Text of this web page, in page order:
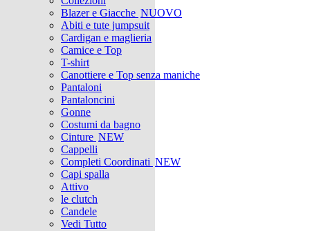
Blazer e Giacche NUOVO
Abiti e tute jumpsuit
Cardigan e maglieria
Camice e Top
T-shirt
Canottiere e Top senza maniche
Pantaloni
Pantaloncini
Gonne
Costumi da bagno
Cinture NEW
Cappelli
Completi Coordinati NEW
Capi spalla
Attivo
le clutch
Candele
Vedi Tutto